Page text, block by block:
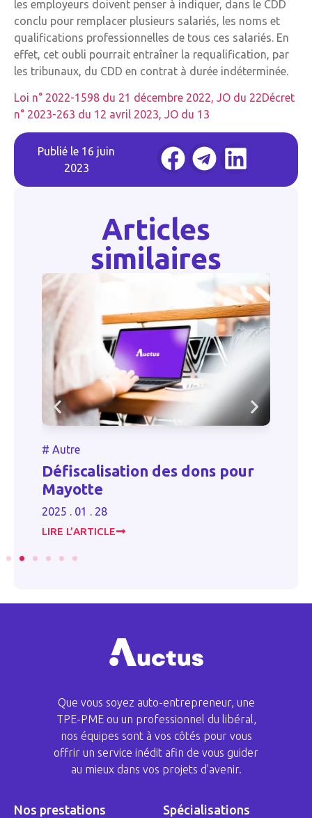
les employeurs doivent penser à indiquer, dans le CDD
conclu pour remplacer plusieurs salariés, les noms et
qualifications professionnelles de tous ces salariés. En
effet, cet oubli pourrait entraîner la requalification, par
les tribunaux, du CDD en contrat à durée indéterminée.
Loi n° 2022-1598 du 21 décembre 2022, JO du 22Décret
n° 2023-263 du 12 avril 2023, JO du 13
Publié le 16 juin
2023
Articles
similaires
# Autre
Défiscalisation des dons pour
Mayotte
2025 . 01 . 28
LIRE L’ARTICLE
Que vous soyez auto-entrepreneur, une
TPE-PME ou un professionnel du libéral,
nos équipes sont à vos côtés pour vous
offrir un service inédit afin de vous guider
au mieux dans vos projets d’avenir.
Nos prestations Spécialisations